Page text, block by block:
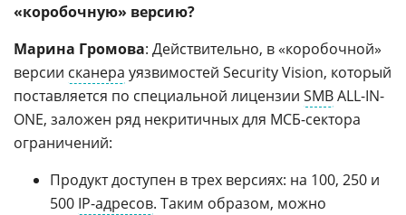
«коробочную» версию?
Марина Громова: Действительно, в «коробочной»
версии сканера уязвимостей Security Vision, который
поставляется по специальной лицензии SMBALL-IN-
ONE, заложен ряд некритичных для МСБ-сектора
ограничений:
Продукт доступен в трех версиях: на 100, 250 и
500 IP-адресов. Таким образом, можно